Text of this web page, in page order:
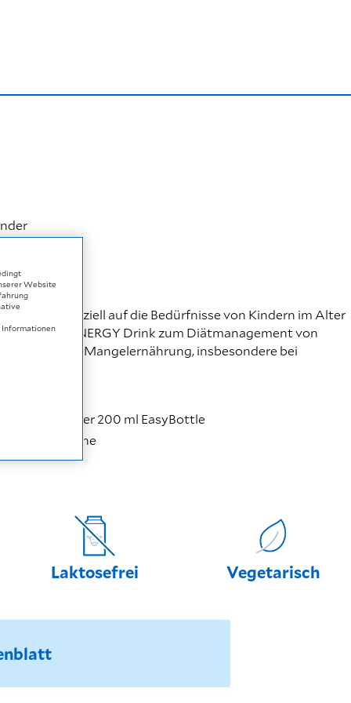
speziell auf die Bedürfnisse von Kindern im Alter
Frebini ENERGY Drink zum Diätmanagement von
drohender Mangelernährung, insbesondere bei
in der 200 ml EasyBottle
einer Flasche
Laktosefrei Vegetarisch
Website
Informationen